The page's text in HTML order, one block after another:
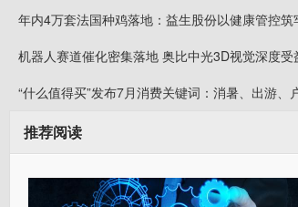
机器人赛道催化密集落地 奥比中光3D视觉深度受
“什么值得买”发布7月消费关键词：消暑、出游、
推荐阅读